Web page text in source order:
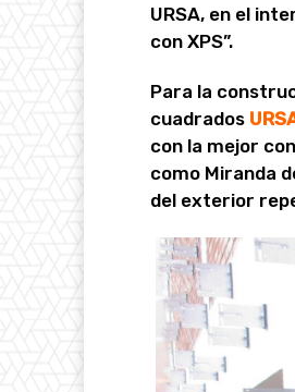
URSA, en el
con XPS”.
Para la
cuadrados
con la mejor
como Miranda
del exterior